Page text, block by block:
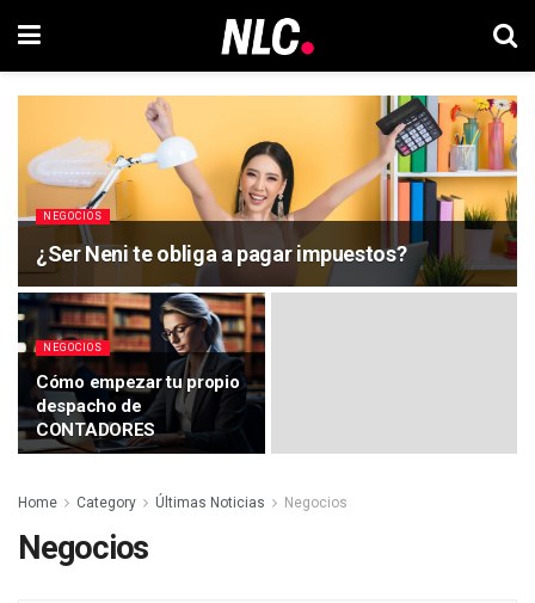
NEGOCIOS
¿Ser Neni te obliga a pagar impuestos?
NEGOCIOS
Cómo empezar tu propio
despacho de
CONTADORES
Home Category Últimas Noticias Negocios
Negocios